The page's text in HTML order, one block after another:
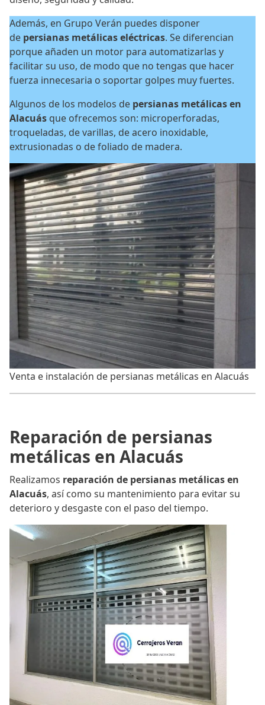
Además, en Grupo Verán puedes disponer
de persianas metálicas eléctricas. Se diferencian
porque añaden un motor para automatizarlas y
facilitar su uso, de modo que no tengas que hacer
fuerza innecesaria o soportar golpes muy fuertes.
Algunos de los modelos de persianas metálicas en
Alacuás que ofrecemos son: microperforadas,
troqueladas, de varillas, de acero inoxidable,
extrusionadas o de foliado de madera.
Venta e instalación de persianas metálicas en Alacuás
Reparación de persianas
metálicas en Alacuás
Realizamos reparación de persianas metálicas en
Alacuás, así como su mantenimiento para evitar su
deterioro y desgaste con el paso del tiempo.